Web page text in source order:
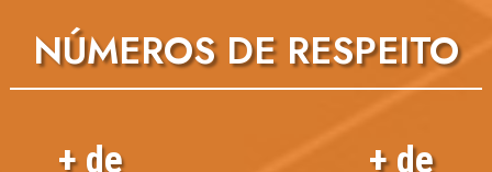
NÚMEROS DE RESPEITO
+ de + de